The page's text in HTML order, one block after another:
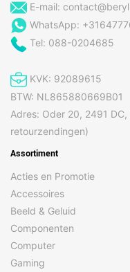
E-mail:
WhatsApp:
Tel: 088-0204685
KVK: 92089615
BTW: NL865880669B01
Adres: Oder 20, 2491
retourzendingen)
Assortiment
Acties en Promotie
Accessoires
Beeld & Geluid
Componenten
Computer
Gaming